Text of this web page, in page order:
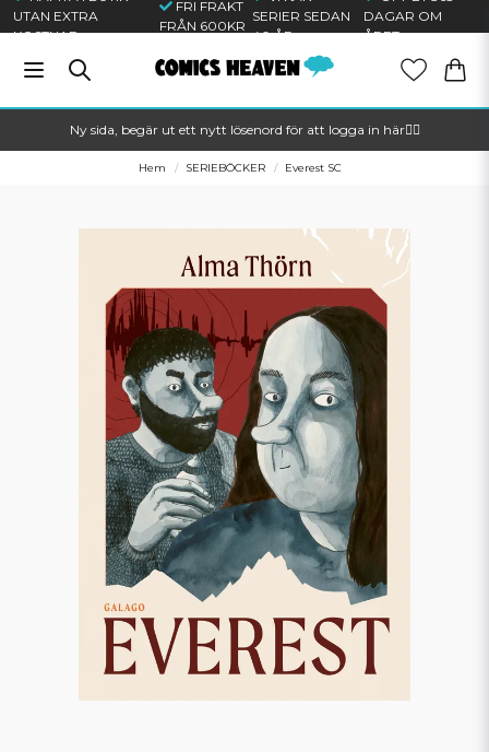
UTAN EXTRA
KOSTNAD
FRI FRAKT
FRÅN 600KR
SERIER SEDAN
40 ÅR
DAGAR OM
ÅRET
Ny sida, begär ut ett nytt lösenord för att logga in här🦸‍♂️
Hem SERIEBÖCKER Everest SC